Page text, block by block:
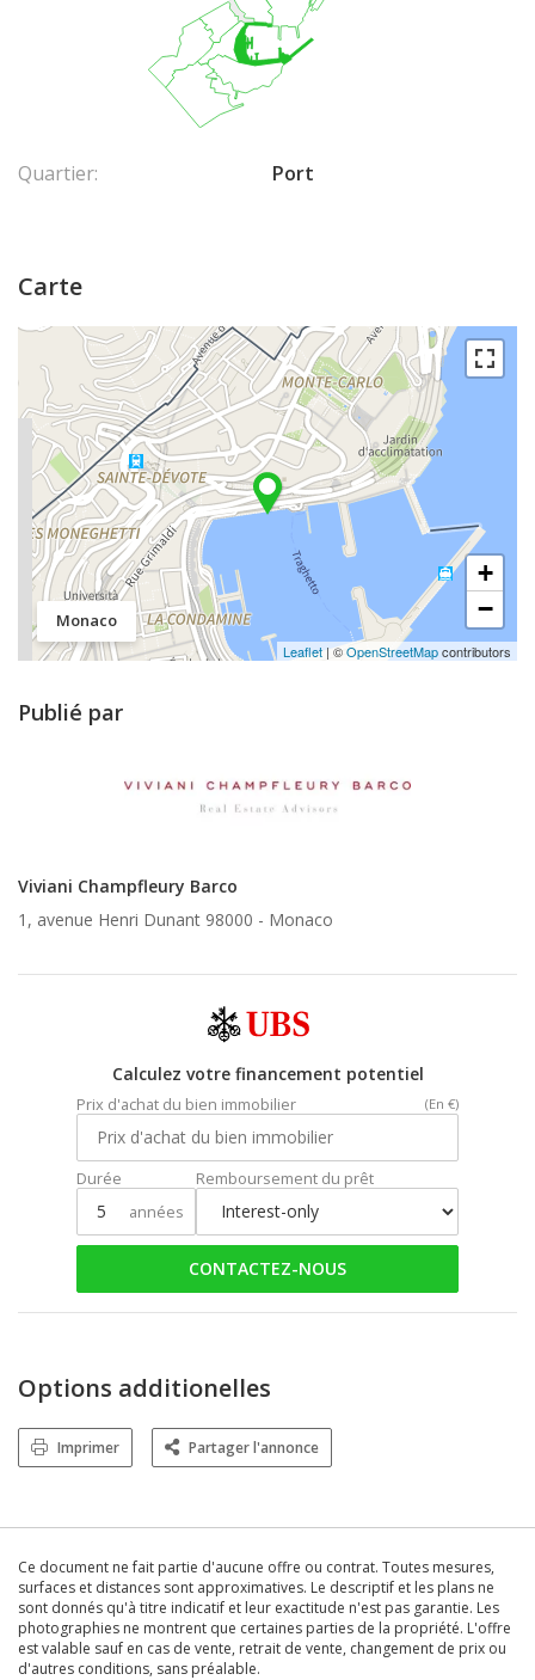
Quartier: Port
Carte
Monaco
+
−
Leaflet| ©OpenStreetMapcontributors
Publié par
Viviani Champfleury Barco
1, avenue Henri Dunant 98000 - Monaco
Calculez votre financement potentiel
Prix d'achat du bien immobilier (En €)
Durée
années
Remboursement du prêt
CONTACTEZ-NOUS
Options additionelles
Imprimer Partager l'annonce
Ce document ne fait partie d'aucune offre ou contrat. Toutes mesures,
surfaces et distances sont approximatives. Le descriptif et les plans ne
sont donnés qu'à titre indicatif et leur exactitude n'est pas garantie. Les
photographies ne montrent que certaines parties de la propriété. L'offre
est valable sauf en cas de vente, retrait de vente, changement de prix ou
d'autres conditions, sans préalable.